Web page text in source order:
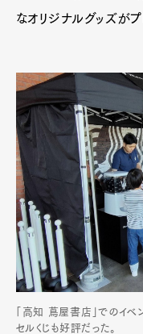
なオリジナルグッズがプ
「高知 蔦屋書店」でのイベ
セルくじも好評だった。